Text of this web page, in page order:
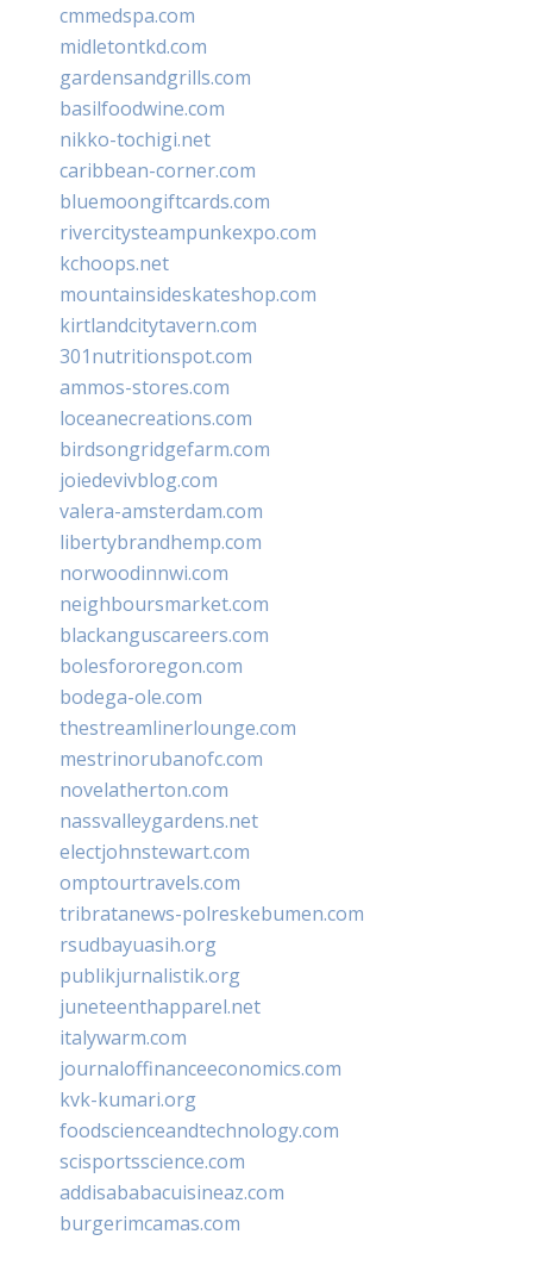
cmmedspa.com
midletontkd.com
gardensandgrills.com
basilfoodwine.com
nikko-tochigi.net
caribbean-corner.com
bluemoongiftcards.com
rivercitysteampunkexpo.com
kchoops.net
mountainsideskateshop.com
kirtlandcitytavern.com
301nutritionspot.com
ammos-stores.com
loceanecreations.com
birdsongridgefarm.com
joiedevivblog.com
valera-amsterdam.com
libertybrandhemp.com
norwoodinnwi.com
neighboursmarket.com
blackanguscareers.com
bolesfororegon.com
bodega-ole.com
thestreamlinerlounge.com
mestrinorubanofc.com
novelatherton.com
nassvalleygardens.net
electjohnstewart.com
omptourtravels.com
tribratanews-polreskebumen.com
rsudbayuasih.org
publikjurnalistik.org
juneteenthapparel.net
italywarm.com
journaloffinanceeconomics.com
kvk-kumari.org
foodscienceandtechnology.com
scisportsscience.com
addisababacuisineaz.com
burgerimcamas.com